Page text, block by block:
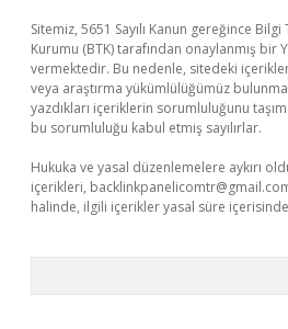
Sitemiz, 5651 Sayılı Kanun gereğince
Kurumu (BTK) tarafından onaylanmış bir
vermektedir. Bu nedenle, sitedeki
veya araştırma yükümlülüğümüz
yazdıkları içeriklerin sorumluluğunu
bu sorumluluğu kabul etmiş sayılırlar.
Hukuka ve yasal düzenlemelere aykırı
içerikleri,
halinde, ilgili içerikler yasal süre